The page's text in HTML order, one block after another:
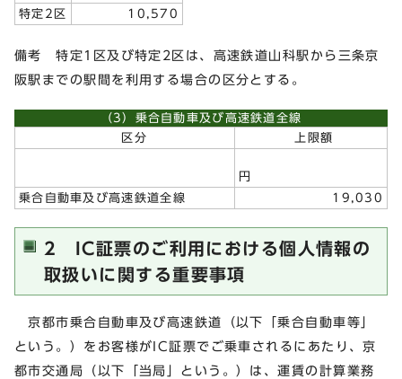
特定2区
10,570
備考 特定1区及び特定2区は、高速鉄道山科駅から三条京
阪駅までの駅間を利用する場合の区分とする。
（3）乗合自動車及び高速鉄道全線
区分
上限額
円
乗合自動車及び高速鉄道全線
19,030
2 IC証票のご利用における個人情報の
取扱いに関する重要事項
京都市乗合自動車及び高速鉄道（以下「乗合自動車等」
という。）をお客様がIC証票でご乗車されるにあたり、京
都市交通局（以下「当局」という。）は、運賃の計算業務